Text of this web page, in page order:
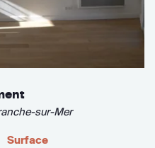
sur-Mer
Surface